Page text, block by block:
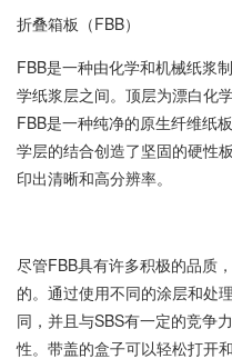
折叠箱板（FBB）
FBB是一种由化学和机械纸浆
学纸浆层之间。顶层为漂白化
FBB是一种纯净的原生纤维纸
学层的结合创造了坚固的硬性
印出清晰和高分辨率。
尽管FBB具有许多积极的品质
的。通过使用不同的涂层和处
同，并且与SBS有一定的竞争
性。带盖的盒子可以轻松打开